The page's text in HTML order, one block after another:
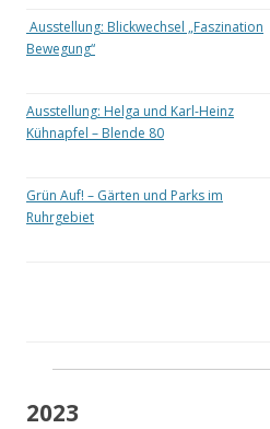
Ausstellung: Blickwechsel „Faszination
Bewegung“
Ausstellung: Helga und Karl-Heinz
Kühnapfel – Blende 80
Grün Auf! – Gärten und Parks im
Ruhrgebiet
2023